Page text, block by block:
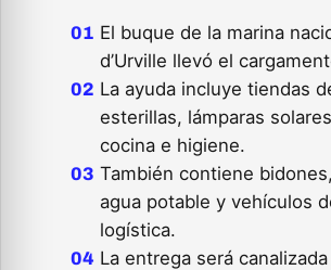
El buque de la marina
d’Urville llevó el
La ayuda incluye tiendas
esterillas, lámparas
cocina e higiene.
También contiene
agua potable y vehículos
logística.
La entrega será